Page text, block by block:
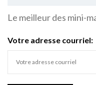
Le meilleur des mini-
Votre adresse courriel: